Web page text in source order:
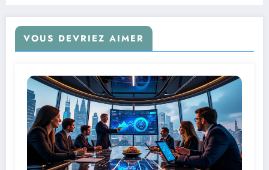
VOUS DEVRIEZ AIMER